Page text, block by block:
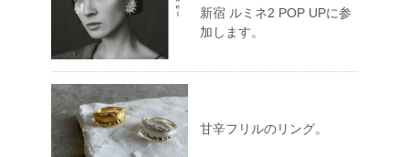
新宿 ルミネ2 POP UPに参
加します。
甘辛フリルのリング。